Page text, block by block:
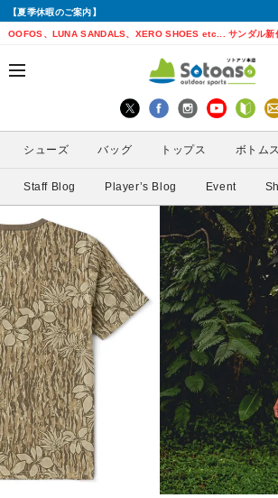
【夏季休暇のご案内】
OOFOS、LUNA SANDALS、XERO SHOES etc... サンダル新
戻る
シューズから探す
トレイルランニングシューズ
ランニングシューズ
サンダル
戻る
トップスから探す
シェル・レインウェア
シャツ
インナー
戻る
ボトムスから探す
ショートパンツ
ロングパンツ
スカート
スパッツ
戻る
バッグから探す
トレランザック
バックパック
ウエストポーチ
その他
戻る
アクセサリーから探す
キャップ・ハット
ソックス
グローブ
アームカバー
ゲイター
サングラス
ライト
ボトル・携帯カップ
戻る
ブランドから探す
ACTIVE YOHKAN(アクティブようかん)
ATHLETUNE(アスリチューン)
BananaGO(バナナゴー)
Enemoti(エネモチ)
HoneyAction(ハニーアクション)
KODA(コーダ)
Mag-on(マグオン)
MEDALIST(メダリスト)
戻る
ブランドから探す
Amazfit(アマズフィット)
BAUERFEIND(バウアーファインド)
CIELE(シエル)
CHAORAS(チャオラス)
Clef(クレ)
Columbia・Montrail(コロンビア・モント
レイル)
COMPRESSPORT(コンプレスポーツ)
戻る
性別から探す
レディース
シューズ バッグ トップス ボトムス
Staff Blog Player’s Blog Event